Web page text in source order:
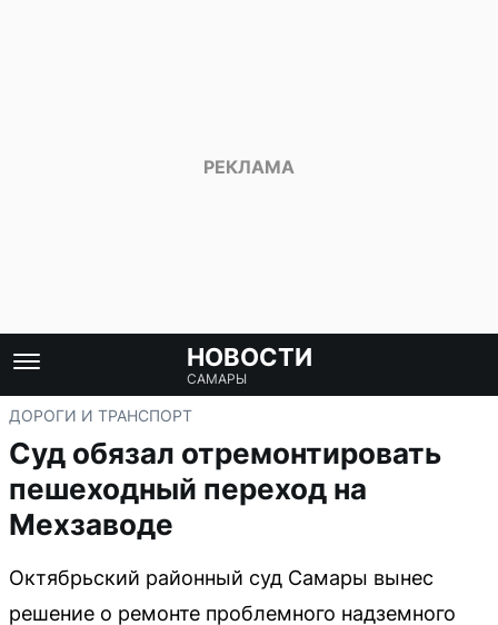
НОВОСТИ
САМАРЫ
ДОРОГИ И ТРАНСПОРТ
Суд обязал отремонтировать
пешеходный переход на
Мехзаводе
Октябрьский районный суд Самары вынес
решение о ремонте проблемного надземного